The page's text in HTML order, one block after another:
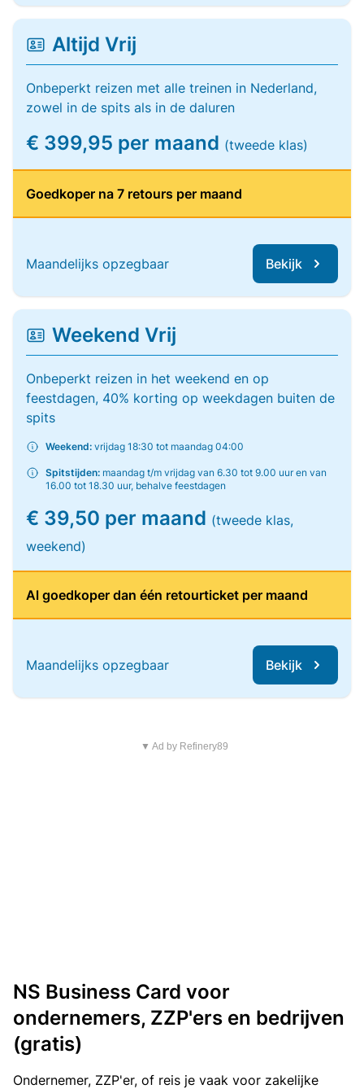
Altijd Vrij
Onbeperkt reizen met alle treinen in Nederland,
zowel in de spits als in de daluren
€ 399,95 per maand (tweede klas)
Goedkoper na 7 retours per maand
Maandelijks opzegbaar Bekijk
Weekend Vrij
Onbeperkt reizen in het weekend en op
feestdagen, 40% korting op weekdagen buiten de
spits
Weekend: vrijdag 18:30 tot maandag 04:00
Spitstijden: maandag t/m vrijdag van 6.30 tot 9.00 uur en van
16.00 tot 18.30 uur, behalve feestdagen
€ 39,50 per maand (tweede klas,
weekend)
Al goedkoper dan één retourticket per maand
Maandelijks opzegbaar Bekijk
▼ Ad by Refinery89
NS Business Card voor
ondernemers, ZZP'ers en bedrijven
(gratis)
Ondernemer, ZZP'er, of reis je vaak voor zakelijke